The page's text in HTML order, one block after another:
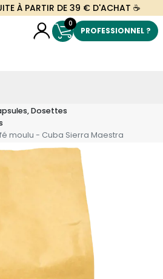
À PARTIR DE 39 € D'ACHAT ☕
0
PROFESSIONNEL ?
Dosettes
moulu - Cuba Sierra Maestra